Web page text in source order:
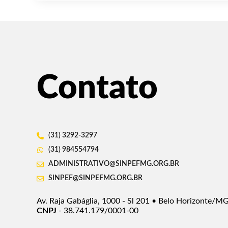
Contato
(31) 3292-3297
(31) 984554794
ADMINISTRATIVO@SINPEFMG.ORG.BR
SINPEF@SINPEFMG.ORG.BR
Av. Raja Gabáglia, 1000 - Sl 201 • Belo Horizonte/
CNPJ - 38.741.179/0001-00